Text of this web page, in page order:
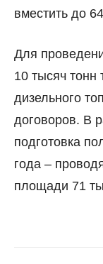
вместить до
Для
10 тысяч тонн
дизельного
договоров. В
подготовка
года –
площади 71